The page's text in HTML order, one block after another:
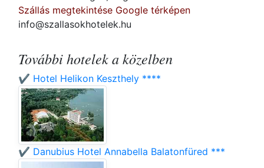
Szállás megtekintése Google térképen
info@szallasokhotelek.hu
További hotelek a közelben
✔️ Hotel Helikon Keszthely ****
✔️ Danubius Hotel Annabella Balatonfüred ***